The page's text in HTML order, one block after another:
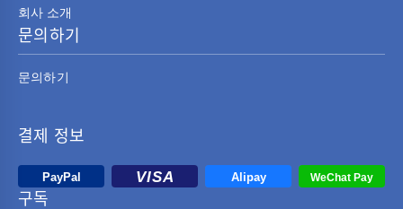
한 세대의 서버 및 네트워크 장비에 유연하게 대응하여 랙 활용도를
높일 수 있습니다. 기업 서버룸에서는 예비 UPS, KVM 등 비표준 장비
를 관리하여 공간 파편화를 방지하는 데 특히 적합합니다. 엣지 컴퓨
팅 시나리오에서는 빠른 설치와 무공구 특성 덕분에 신속한 배포와 현
니다. 함께 사용할 때의 주의 사항 배포 시에는 랙 포스트의 하중 지지
능력을 확인하여 총 부하를 지탱할 수 있는지 확인해야 합니다. 표준
19인치 가이드 레일 및 케이블 정리기와 함께 사용하여 '선반 + 가이드
레일 + 케이블 정리기'의 조합 최적화 솔루션을 구성하는 것이 좋습니
리오 C: 기업 오피스 및 개발 스튜디오 (대량 도입을 위한 가성비와 표
준화) 대량 구매가 필요한 오피스 환경에서는 안정성과 단가 간의 밸
런스가 핵심 지표입니다. 테스트 결과 단가 대비 하중 지지 성능비(가
성비)가 가장 우수했던 X형 구조 거치대를 추천합니다. 규격화된 장착
0%를 기록했으며, 평균 설치 소요 시간도 12분대로 단축되어 대규모
항: 벽걸이 거치대 선택 시 범하기 쉬운 3대 오류 명확한 선택 기준이
있더라도 기술적 이해가 부족하면 잘못된 선택을 하기 쉽습니다. 아래
회사 소개
문의하기
문의하기
결제 정보
구독